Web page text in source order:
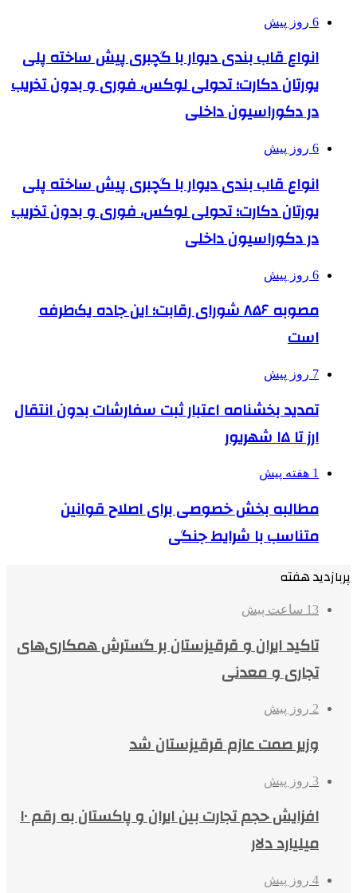
6 روز پیش
انواع قاب بندی دیوار با گچبری پیش ساخته پلی
یورتان دکارت؛ تحولی لوکس، فوری و بدون تخریب
در دکوراسیون داخلی
6 روز پیش
انواع قاب بندی دیوار با گچبری پیش ساخته پلی
یورتان دکارت؛ تحولی لوکس، فوری و بدون تخریب
در دکوراسیون داخلی
6 روز پیش
مصوبه ۸۵۶ شورای رقابت؛ این جاده یک‌طرفه
است
7 روز پیش
تمدید بخشنامه اعتبار ثبت سفارشات بدون انتقال
ارز تا ۱۵ شهریور
1 هفته پیش
مطالبه بخش خصوصی برای اصلاح قوانین
متناسب با شرایط جنگی
پربازدید هفته
13 ساعت پیش
تاکید ایران و قرقیزستان بر گسترش همکاری‌های
تجاری و معدنی
2 روز پیش
وزیر صمت عازم قرقیزستان شد
3 روز پیش
افزایش حجم تجارت بین ایران و پاکستان به رقم ۱۰
میلیارد دلار
4 روز پیش